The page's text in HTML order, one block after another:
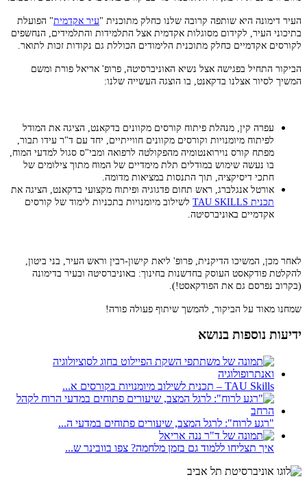
העיר דימונה היא שותפה קרובה שלנו כחלק מתוכנית "עיר אקדמית" הפועלת
בתיכוני העיר, לקידום מסוגלות אקדמית אצל התלמידות והתלמידים, הנחשפים
לקורסים אקדמיים כחלק מתוכנית הלימודים הכוללת גם נקודות זכות לתואר.
הביקור התחיל בפגישה אצל נשיא האוניברסיטה, פרופ' אריאל פורת ומשם
המשיך לסיור אצלנו בדקאנט, בו הוצגה העשייה שלנו:
עפרה קין, מנהלת פיתוח קורסים מקוונים בדקאנט, הציגה את המודל
לפיתוח מיומנויות וקורסים מקוונים חווייתיים, יחד עם ד"ר עידו תבור,
מפתח קורס נוירואנטומיה מהפקולטה לרפואה ומבי"ס סגול למדעי המוח,
בו נעשה שימוש במודלים תלת מימדיים של המוח מתוך צילומים של
חתכי דיסיקציה, תוך התנסות במציאות מדומה.
אורטל אנגלברג, ראש תחום פדגוגיה ופיתוח מקצועי בדקאנט, הציגה את
תכנית TAU SKILLS
לשילוב מיומנויות בתכניות לימוד של קורסים
אקדמיים באוניברסיטה.
לאחר מכן, המשיכו הדיקנית, פרופ' ליאת קישון-רבין וראש העיר, בני ביטון,
להקלטת פודקאסט העוסק בחדשנות בחינוך: באוניברסיטה ובעיר בדימונה
(בקרוב נפרסם גם את הפודקאסט!).
שמחנו מאוד על הביקור, להמשך שיתוף פעולה פורה!
ידיעות נוספות בנושא
TAU Skills – תכנית לשילוב מיומנויות בקורסים א...
"רגע לרוח": לרגל המצב, שיעורים פתוחים במדעי ה...
איך תצליחו ללמוד גם בזמן מלחמה? צפו בוובינר ש...